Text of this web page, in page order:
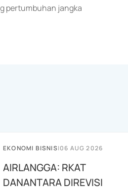
pertumbuhan jangka
EKONOMI BISNIS|06 AUG 2026
AIRLANGGA: RKAT
DANANTARA DIREVISI